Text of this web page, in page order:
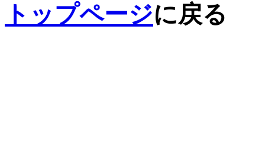
トップページに戻る